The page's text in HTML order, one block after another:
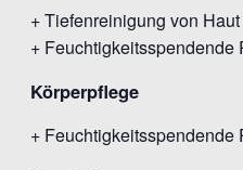
+ Tiefenreinigung von Haut
+ Feuchtigkeitsspendende
Körperpflege
+ Feuchtigkeitsspendende